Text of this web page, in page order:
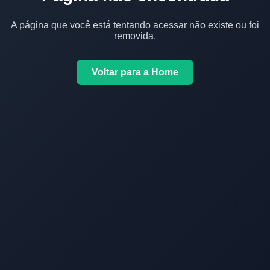
A página que você está tentando acessar não existe ou foi
removida.
Voltar para a Home